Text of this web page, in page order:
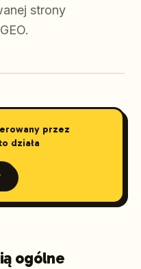
strony
przez
działa
ogólne